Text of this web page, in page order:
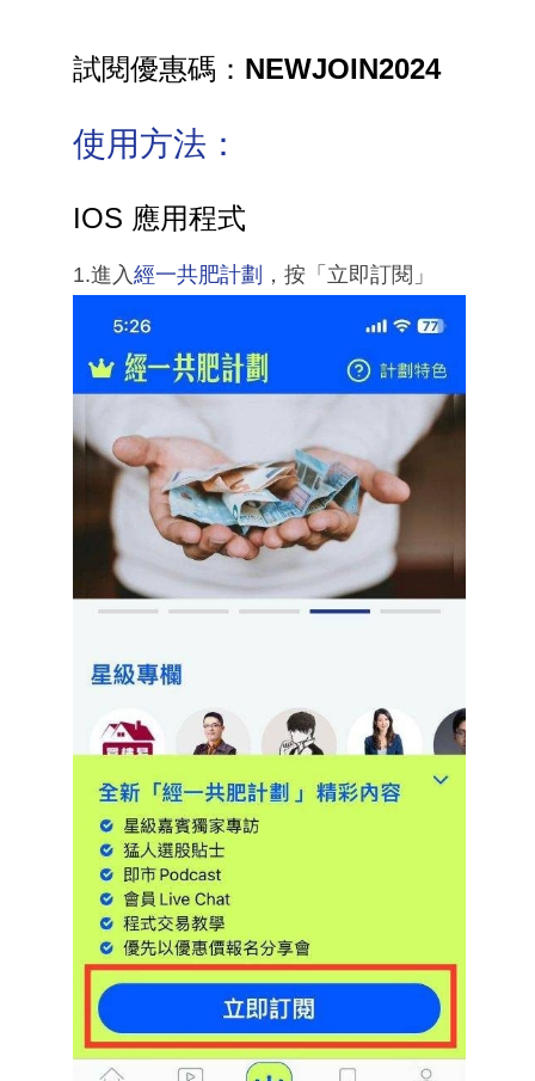
試閱優惠碼： NEWJOIN2024
使用方法：
IOS 應用程式
1.進入 經一共肥計劃 ，按「立即訂閱」